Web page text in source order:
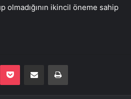
olmadığının ikincil öneme sahip
Pocket E-Posta ile paylaş Yazdır